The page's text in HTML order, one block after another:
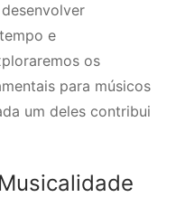
e
os
para músicos
um deles contribui